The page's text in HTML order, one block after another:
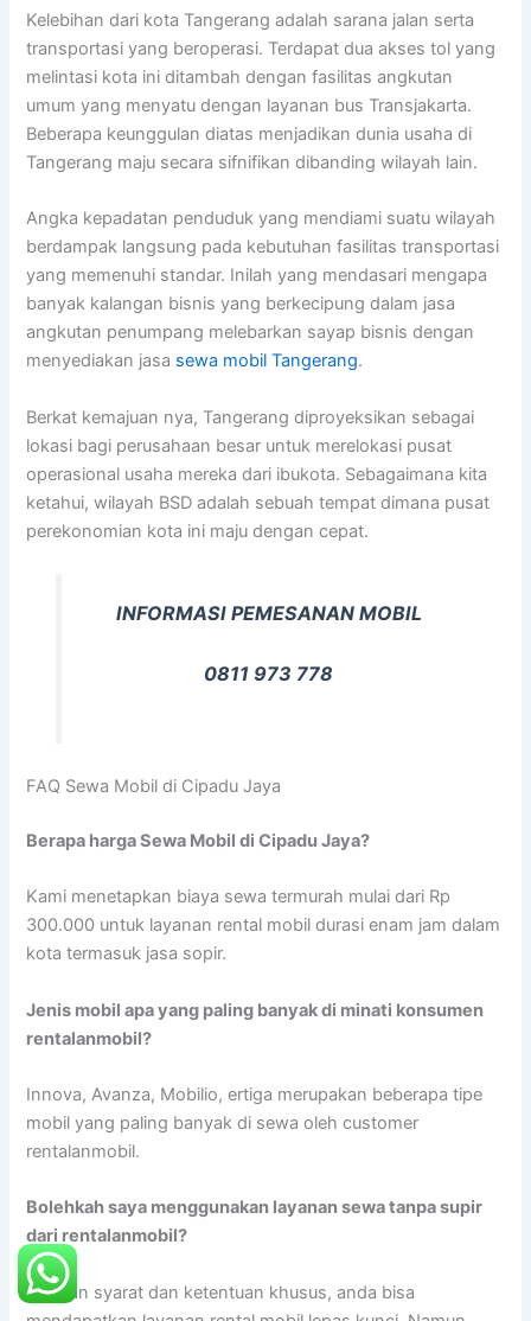
Kelebihan dari kota Tangerang adalah sarana jalan serta
transportasi yang beroperasi. Terdapat dua akses tol yang
melintasi kota ini ditambah dengan fasilitas angkutan
umum yang menyatu dengan layanan bus Transjakarta.
Beberapa keunggulan diatas menjadikan dunia usaha di
Tangerang maju secara sifnifikan dibanding wilayah lain.
Angka kepadatan penduduk yang mendiami suatu wilayah
berdampak langsung pada kebutuhan fasilitas transportasi
yang memenuhi standar. Inilah yang mendasari mengapa
banyak kalangan bisnis yang berkecipung dalam jasa
angkutan penumpang melebarkan sayap bisnis dengan
menyediakan jasa sewa mobil Tangerang.
Berkat kemajuan nya, Tangerang diproyeksikan sebagai
lokasi bagi perusahaan besar untuk merelokasi pusat
operasional usaha mereka dari ibukota. Sebagaimana kita
ketahui, wilayah BSD adalah sebuah tempat dimana pusat
perekonomian kota ini maju dengan cepat.
INFORMASI PEMESANAN MOBIL
0811 973 778
FAQ Sewa Mobil di Cipadu Jaya
Berapa harga Sewa Mobil di Cipadu Jaya?
Kami menetapkan biaya sewa termurah mulai dari Rp
300.000 untuk layanan rental mobil durasi enam jam dalam
kota termasuk jasa sopir.
Jenis mobil apa yang paling banyak di minati konsumen
rentalanmobil?
Innova, Avanza, Mobilio, ertiga merupakan beberapa tipe
mobil yang paling banyak di sewa oleh customer
rentalanmobil.
Bolehkah saya menggunakan layanan sewa tanpa supir
dari rentalanmobil?
Dengan syarat dan ketentuan khusus, anda bisa